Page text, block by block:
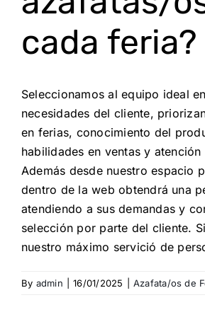
cada feria?
Seleccionamos al equipo ideal
necesidades del cliente,
en ferias, conocimiento del
habilidades en ventas y atención
Además desde nuestro espacio
dentro de la web obtendrá una
atendiendo a sus demandas y
selección por parte del cliente.
nuestro máximo servició de
By admin 16/01/2025 Azafata/os de